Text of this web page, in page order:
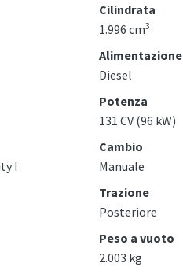
I
Cilindrata
1.996 cm3
Alimentazione
Diesel
Potenza
131 CV (96 kW)
Cambio
Manuale
Trazione
Posteriore
Peso a vuoto
2.003 kg